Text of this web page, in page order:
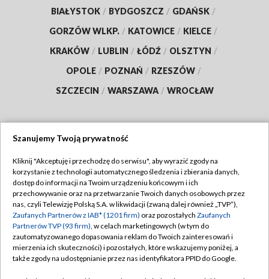
BIAŁYSTOK / BYDGOSZCZ / GDAŃSK /
GORZÓW WLKP. / KATOWICE / KIELCE /
KRAKÓW / LUBLIN / ŁÓDŹ / OLSZTYN /
OPOLE / POZNAŃ / RZESZÓW /
SZCZECIN / WARSZAWA / WROCŁAW
TVP
Abonament TVP
Emisja w TVP
Centrum informacji TVP
Naziemna Telewizja Cyfrowa
Regulamin TVP
Polityka prywatności
Moje zgody
Pomoc
Szanujemy Twoją prywatność
Kliknij "Akceptuję i przechodzę do serwisu", aby wyrazić zgody na
korzystanie z technologii automatycznego śledzenia i zbierania danych,
dostęp do informacji na Twoim urządzeniu końcowym i ich
przechowywanie oraz na przetwarzanie Twoich danych osobowych przez
nas, czyli Telewizję Polską S.A. w likwidacji (zwaną dalej również „TVP”),
Zaufanych Partnerów z IAB* (1201 firm) oraz pozostałych Zaufanych
Partnerów TVP (93 firm), w celach marketingowych (w tym do
zautomatyzowanego dopasowania reklam do Twoich zainteresowań i
mierzenia ich skuteczności) i pozostałych, które wskazujemy poniżej, a
także zgody na udostępnianie przez nas identyfikatora PPID do Google.